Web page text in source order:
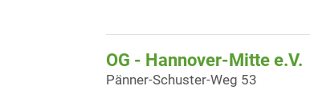
OG - Hannover-Mitte e.V.
Pänner-Schuster-Weg 53